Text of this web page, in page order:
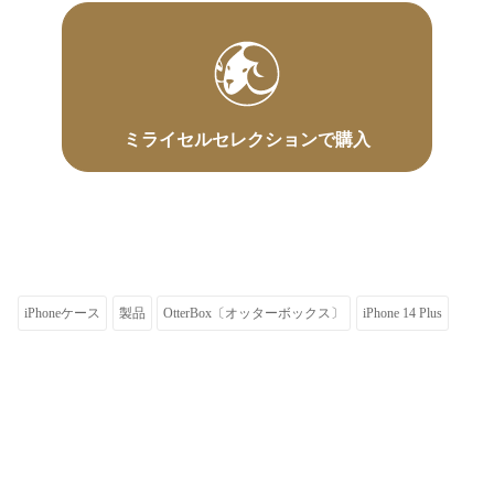
ミライセルセレクションで購入
iPhoneケース 製品 OtterBox〔オッターボックス〕 iPhone 14 Plus